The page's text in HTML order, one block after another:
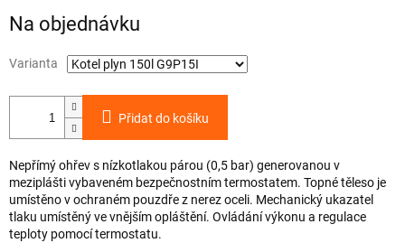
cena:
Na objednávku
Varianta
Přidat do košíku
Nepřímý ohřev s nízkotlakou párou (0,5 bar) generovanou v
meziplášti vybaveném bezpečnostním termostatem. Topné těleso je
umístěno v ochraném pouzdře z nerez oceli. Mechanický ukazatel
tlaku umístěný ve vnějším opláštění. Ovládání výkonu a regulace
teploty pomocí termostatu.